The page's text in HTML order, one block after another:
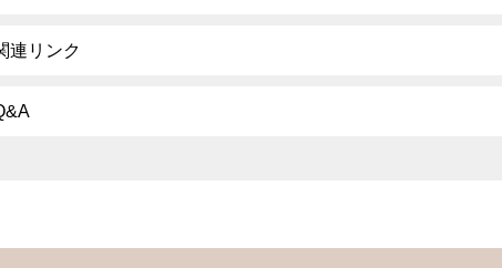
連リンク